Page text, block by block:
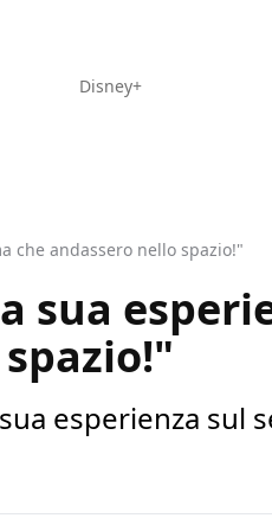
Disney+
che andassero nello spazio!"
sua
esperienza sul